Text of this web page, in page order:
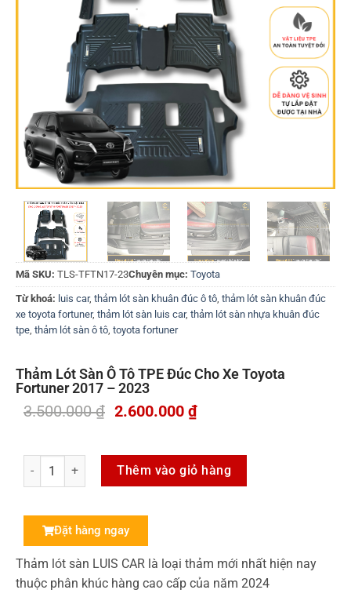
Mã SKU: TLS-TFTN17-23Chuyên mục: Toyota
Từ khoá: luis car, thảm lót sàn khuân đúc ô tô thảm lót sàn khuân đúc
xe toyota fortuner, thảm lót sàn luis car, thảm lót sàn nhựa khuân đúc
tpe thảm lót sàn ô tô toyota fortuner
Thảm Lót Sàn Ô Tô TPE Đúc Cho Xe Toyota
Fortuner 2017 – 2023
3.500.000₫ 2.600.000 ₫
Thêm vào giỏ hàng
Đặt hàng ngay
Thảm lót sàn LUIS CAR là loại thảm mới nhất hiện nay
thuộc phân khúc hàng cao cấp của năm 2024